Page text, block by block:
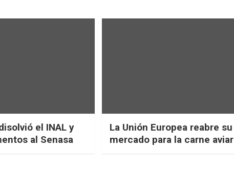
el INAL y
al Senasa
La Unión Europea reabre su
mercado para la carne aviar